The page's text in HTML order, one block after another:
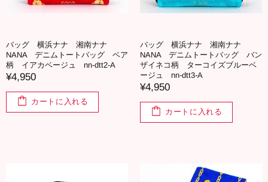
バッグ 横浜ナナ 湘南ナナ
NANA デニムトートバッグ ベア
柄 イアカベージュ nn-dtt2-A
¥4,950
カートに入れる
バッグ 横浜ナナ 湘南ナナ
NANA デニムトートバッグ バン
ザイネコ柄 ターコイズブルーベ
ージュ nn-dtt3-A
¥4,950
カートに入れる